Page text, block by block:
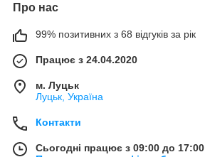
Про нас
99% позитивних з 68 відгуків за рік
Працює з 24.04.2020
м. Луцьк
Луцьк, Україна
Контакти
Сьогодні працює з 09:00 до 17:00